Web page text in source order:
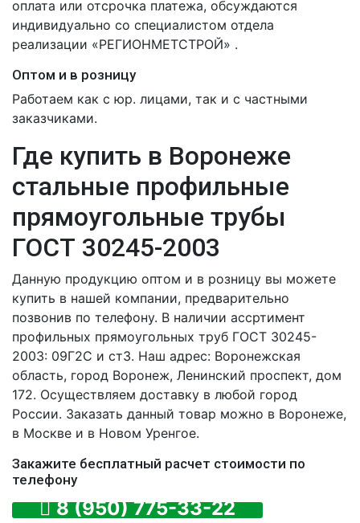
оплата или отсрочка платежа, обсуждаются
индивидуально со специалистом отдела
реализации «РЕГИОНМЕТСТРОЙ» .
Оптом и в розницу
Работаем как с юр. лицами, так и с частными
заказчиками.
Где купить в Воронеже
стальные профильные
прямоугольные трубы
ГОСТ 30245-2003
Данную продукцию оптом и в розницу вы можете
купить в нашей компании, предварительно
позвонив по телефону. В наличии ассртимент
профильных прямоугольных труб ГОСТ 30245-
2003: 09Г2С и ст3. Наш адрес: Воронежская
область, город Воронеж, Ленинский проспект, дом
172. Осуществляем доставку в любой город
России. Заказать данный товар можно в Воронеже,
в Москве и в Новом Уренгое.
Закажите бесплатный расчет стоимости по
телефону
8 (950) 775-33-22